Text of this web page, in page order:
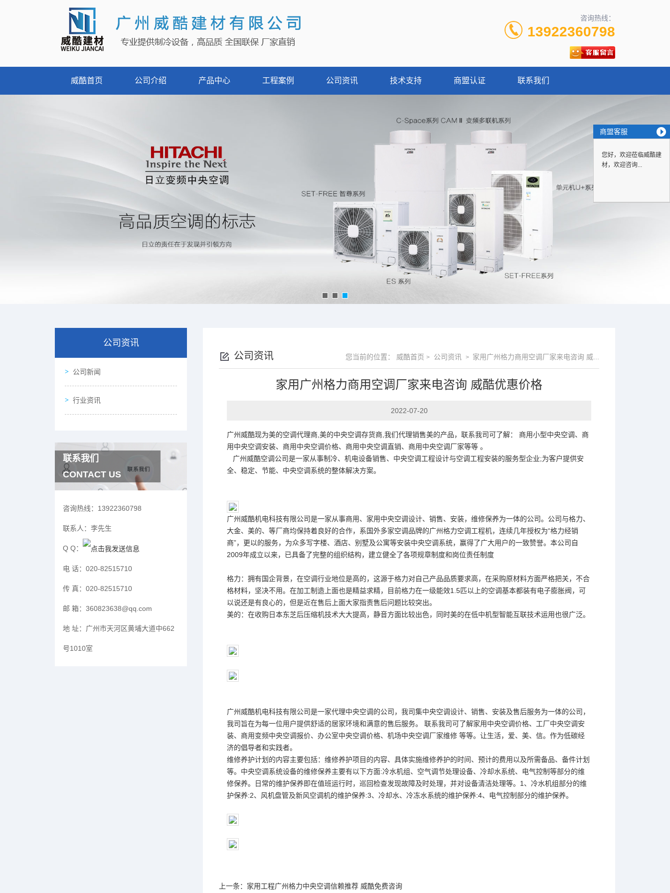
咨询热线：
13922360798
威酷首页 公司介绍 产品中心 工程案例 公司资讯 技术支持 商盟认证 联系我们
公司资讯
公司新闻
行业资讯
联系我们
CONTACT US
咨询热线： 13922360798
联系人： 李先生
Q Q：
电 话： 020-82515710
传 真： 020-82515710
邮 箱： 360823638@qq.com
地 址： 广州市天河区黄埔大道中662
号1010室
公司资讯 您当前的位置： 威酷首页 > 公司资讯 > 家用广州格力商用空调厂家来电咨询 威...
家用广州格力商用空调厂家来电咨询 威酷优惠价格
2022-07-20
广州威酷现为美的空调代理商,美的中央空调存货商,我们代理销售美的产品，联系我司可了解： 商用小型中央空调、商
用中央空调安装、商用中央空调价格、商用中央空调直销、商用中央空调厂家等等 。
广州威酷空调公司是一家从事制冷、机电设备销售、中央空调工程设计与空调工程安装的服务型企业;为客户提供安
全、稳定、节能、中央空调系统的整体解决方案。
广州威酷机电科技有限公司是一家从事商用、家用中央空调设计、销售、安装，维修保养为一体的公司。公司与格力、
大金、美的、等厂商均保持着良好的合作，系国外多家空调品牌的广州格力空调工程机，连续几年授权为“格力经销
商”，更以的服务，为众多写字楼、酒店、别墅及公寓等安装中央空调系统，赢得了广大用户的一致赞誉。本公司自
2009年成立以来，已具备了完整的组织结构，建立健全了各项规章制度和岗位责任制度
格力：拥有国企背景，在空调行业地位是高的，这源于格力对自己产品品质要求高，在采购原材料方面严格把关，不合
格材料，坚决不用。在加工制造上面也是精益求精，目前格力在一级能效1.5匹以上的空调基本都装有电子膨胀阀，可
以说还是有良心的，但是近在售后上面大家指责售后问题比较突出。
美的：在收购日本东芝后压缩机技术大大提高，静音方面比较出色，同时美的在低中机型智能互联技术运用也很广泛。
广州威酷机电科技有限公司是一家代理中央空调的公司，我司集中央空调设计、销售、安装及售后服务为一体的公司，
我司旨在为每一位用户提供舒适的居家环境和满意的售后服务。 联系我司可了解家用中央空调价格、工厂中央空调安
装、商用变频中央空调报价、办公室中央空调价格、机场中央空调厂家维修 等等。让生活，爱、美、信。作为低碳经
济的倡导者和实践者。
维修养护计划的内容主要包括：维修养护项目的内容、具体实施维修养护的时间、预计的费用以及所需备品、备件计划
等。中央空调系统设备的维修保养主要有以下方面:冷水机组、空气调节处理设备、冷却水系统、电气控制等部分的维
修保养。日常的维护保养即在值班运行时，巡回检查发现故障及时处理，并对设备清洁处理等。1、冷水机组部分的维
护保养:2、风机盘管及新风空调机的维护保养:3、冷却水、冷冻水系统的维护保养:4、电气控制部分的维护保养。
上一条： 家用工程广州格力中央空调信赖推荐 威酷免费咨询
商盟客服
您好，欢迎莅临威酷建
材，欢迎咨询...